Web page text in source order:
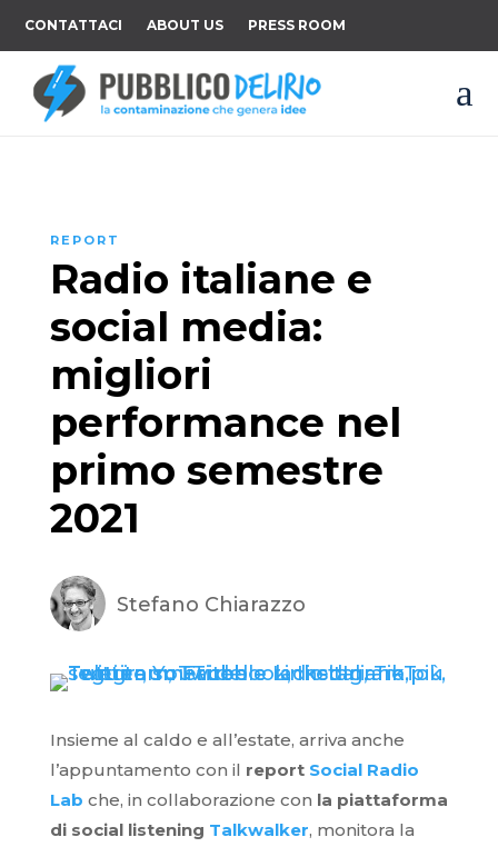
CONTATTACI ABOUT US PRESS ROOM
a
REPORT
Radio italiane e
social media:
migliori
performance nel
primo semestre
2021
Stefano Chiarazzo
Insieme al caldo e all’estate, arriva anche
l’appuntamento con il report Social Radio
Lab che, in collaborazione con la piattaforma
di social listening Talkwalker, monitora la